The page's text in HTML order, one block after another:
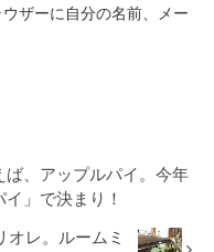
ザーに自分の名前、メー
ば、アップルパイ。今年
」で決まり！
オレ。ルームミ